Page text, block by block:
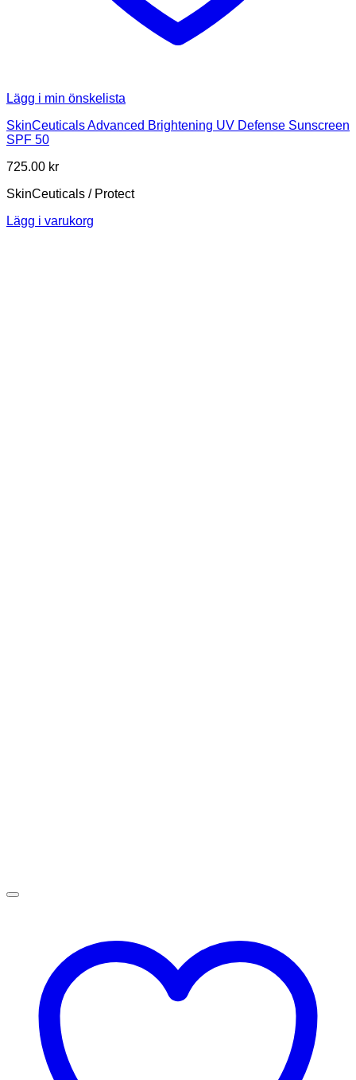
Lägg i min önskelista
SkinCeuticals Advanced Brightening UV Defense Sunscreen
SPF 50
725.00 kr
SkinCeuticals / Protect
Lägg i varukorg